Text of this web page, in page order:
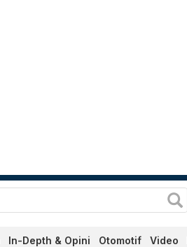
In-Depth & Opini Otomotif Video